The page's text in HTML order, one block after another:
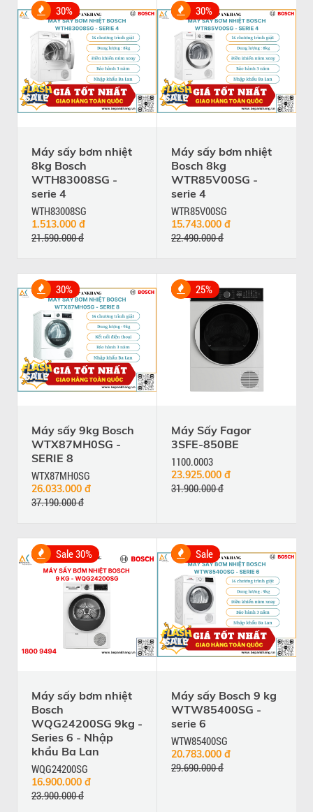
30%
Máy sấy bơm nhiệt
8kg Bosch
WTH83008SG -
serie 4
WTH83008SG
1.513.000 đ
21.590.000 đ
30%
Máy sấy bơm nhiệt
Bosch 8kg
WTR85V00SG -
serie 4
WTR85V00SG
15.743.000 đ
22.490.000 đ
30%
Máy sấy 9kg Bosch
WTX87MH0SG -
SERIE 8
WTX87MH0SG
26.033.000 đ
37.190.000 đ
25%
Máy Sấy Fagor
3SFE-850BE
1100.0003
23.925.000 đ
31.900.000 đ
Sale 30%
Máy sấy bơm nhiệt
Bosch
WQG24200SG 9kg -
Series 6 - Nhập
khẩu Ba Lan
WQG24200SG
16.900.000 đ
23.900.000 đ
Sale
Máy sấy Bosch 9 kg
WTW85400SG -
serie 6
WTW85400SG
20.783.000 đ
29.690.000 đ